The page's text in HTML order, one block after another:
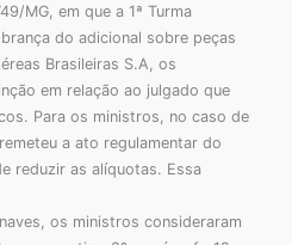
MG, em que a 1ª Turma
do adicional sobre peças
Brasileiras S.A, os
em relação ao julgado que
Para os ministros, no caso de
a ato regulamentar do
reduzir as alíquotas. Essa
os ministros consideraram